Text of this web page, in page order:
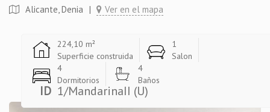
Alicante, Denia | Ver en el mapa
224,10 m²
Superficie construida
1
Salon
4
Dormitorios
4
Baños
ID 1/MandarinaII (U)